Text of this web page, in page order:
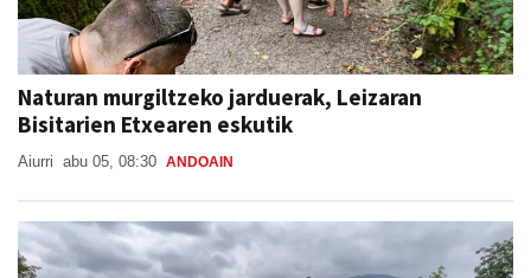
Naturan murgiltzeko jarduerak, Leizaran
Bisitarien Etxearen eskutik
Aiurri abu 05, 08:30 ANDOAIN